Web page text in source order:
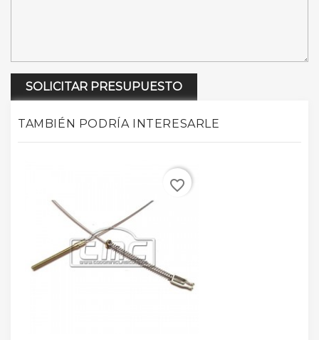
SOLICITAR PRESUPUESTO
TAMBIÉN PODRÍA INTERESARLE
favorite_border